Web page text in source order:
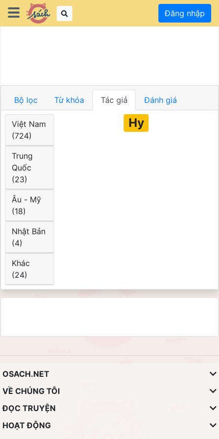
Đăng nhập
Bộ lọc Từ khóa Tác giả Đánh giá
Việt Nam
(724)
Trung
Quốc
(23)
Âu - Mỹ
(18)
Nhật Bản
(4)
Khác
(24)
Hy
OSACH.NET
VỀ CHÚNG TÔI
ĐỌC TRUYỆN
HOẠT ĐỘNG